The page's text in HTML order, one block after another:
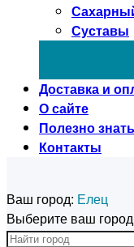
Суставы
Доставка и
О сайте
Полезно знать
Контакты
Ваш город: Елец
Выберите ваш город